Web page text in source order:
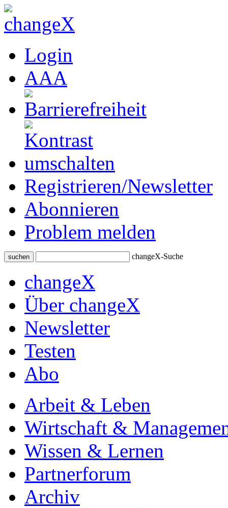
Login
AAA
Registrieren/Newsletter
Abonnieren
Problem melden
suchen changeX-Suche
changeX
Über changeX
Newsletter
Testen
Abo
Arbeit & Leben
Wirtschaft &
Wissen & Lernen
Partnerforum
Archiv